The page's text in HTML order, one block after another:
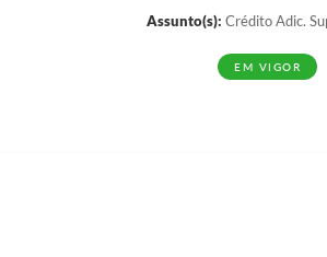
Assunto(s): Crédito Adic.
EM VIGOR